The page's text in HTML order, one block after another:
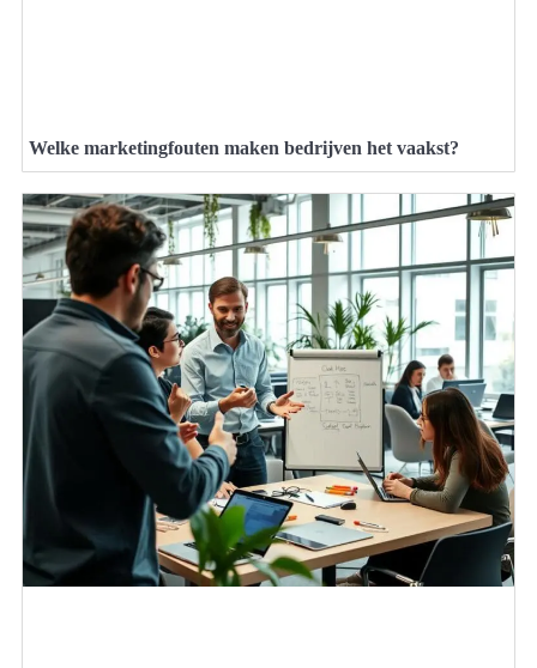
Welke marketingfouten maken bedrijven het vaakst?